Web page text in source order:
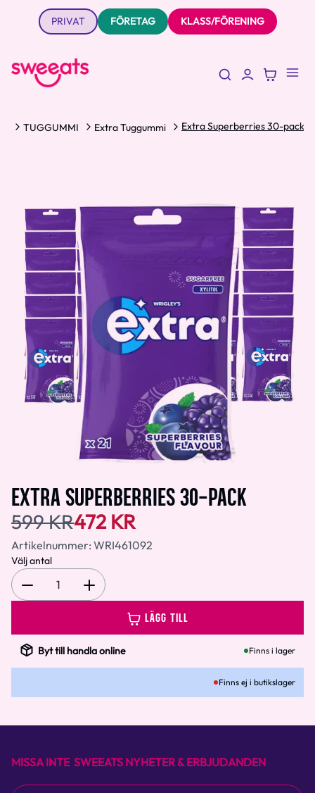
PRIVAT FÖRETAG KLASS/FÖRENING
TUGGUMMI Extra Tuggummi Extra Superberries 30-pack
EXTRA SUPERBERRIES 30-PACK
599 KR472 KR
Artikelnummer: WRI461092
Välj antal
1
LÄGG TILL
Byt till handla online Finns i lager
Finns ej i butikslager
MISSA INTE SWEEATS NYHETER & ERBJUDANDEN